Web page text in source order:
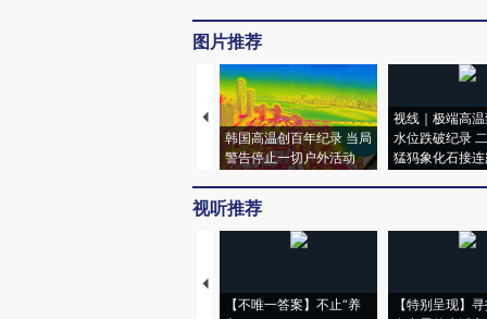
图片推荐
韩国高温创百年纪录 当局
警告停止一切户外活动
视线｜极端高
水位跌破纪录
猛犸象化石接连
视听推荐
【不唯一答案】不止“养
【特别呈现】